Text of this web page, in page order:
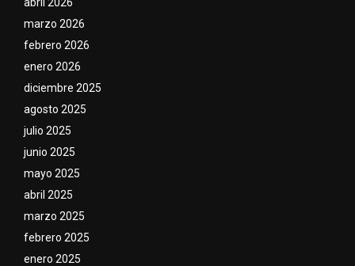
marzo 2026
febrero 2026
enero 2026
diciembre 2025
agosto 2025
julio 2025
junio 2025
mayo 2025
abril 2025
marzo 2025
febrero 2025
enero 2025